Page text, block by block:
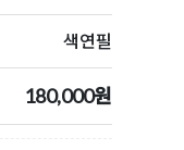
색연필
180,000원